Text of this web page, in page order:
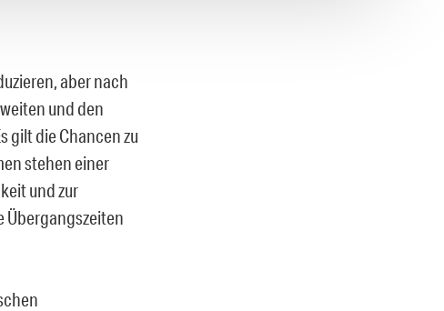
aber nach
und den
gilt die Chancen zu
stehen einer
und zur
Übergangszeiten